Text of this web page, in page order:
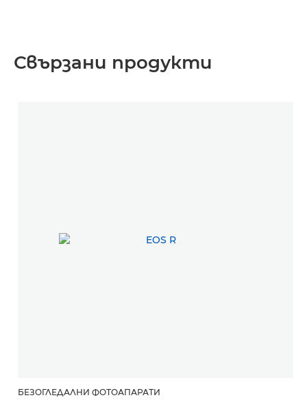
Свързани продукти
БЕЗОГЛЕДАЛНИ ФОТОАПАРАТИ